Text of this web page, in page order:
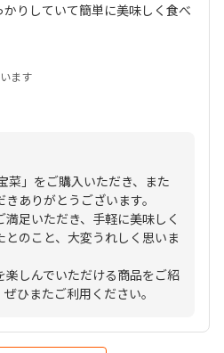
りしていて簡単に美味しく食べ
ます
菜」をご購入いただき、また
ありがとうございます。
足いただき、手軽に美味しく
とのこと、大変うれしく思いま
楽しんでいただける商品をご紹
ひまたご利用ください。